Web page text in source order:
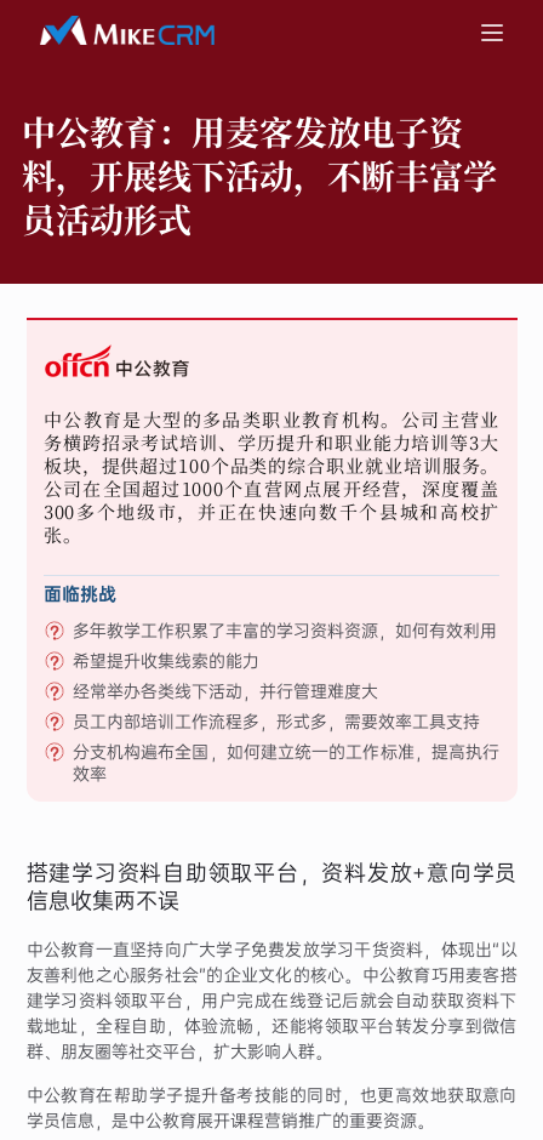
中公教育： 用麦客发放电子资
料，开展线下活动，不断丰富学
员活动形式
中公教育是大型的多品类职业教育机构。公司主营业
务横跨招录考试培训、学历提升和职业能力培训等3大
板块，提供超过100个品类的综合职业就业培训服务。
公司在全国超过1000个直营网点展开经营，深度覆盖
300多个地级市，并正在快速向数千个县城和高校扩
张。
面临挑战
多年教学工作积累了丰富的学习资料资源，如何有效利用
希望提升收集线索的能力
经常举办各类线下活动，并行管理难度大
员工内部培训工作流程多，形式多，需要效率工具支持
分支机构遍布全国，如何建立统一的工作标准，提高执行
效率
搭建学习资料自助领取平台，资料发放+意向学员
信息收集两不误
中公教育一直坚持向广大学子免费发放学习干货资料，体现出“以
友善利他之心服务社会”的企业文化的核心。中公教育巧用麦客搭
建学习资料领取平台，用户完成在线登记后就会自动获取资料下
载地址，全程自助，体验流畅，还能将领取平台转发分享到微信
群、朋友圈等社交平台，扩大影响人群。
中公教育在帮助学子提升备考技能的同时，也更高效地获取意向
学员信息，是中公教育展开课程营销推广的重要资源。